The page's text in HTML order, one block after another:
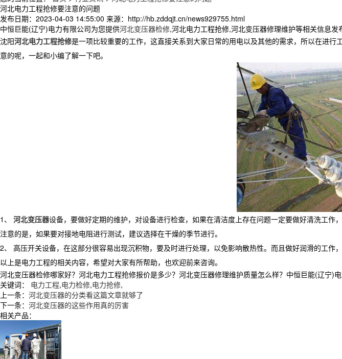
河北电力工程抢修要注意的问题
发布日期： 2023-04-03 14:55:00 来源： http://hb.zddqjt.cn/news929755.html
中恒巨能(辽宁)电力有限公司为您提供河北变压器检修,河北电力工程抢修,河北变压器修理维护等相关信息发
沈阳河北电力工程抢修是一项比较重要的工作，这直接关系到大家日常的用电以及其他的需求，所以在进
意的呢，一起和小编了解一下吧。
1、 河北变压器设备，要做好定期的维护，对设备进行检查，如果在清洁度上存在问题一定要做好清洗工
注意的是，如果要对接地电阻进行测试，建议选择在干燥的季节进行。
2、 高压开关设备，在这部分很容易出现沉积物，要及时进行处理，以免影响散热性。而且做好润滑的工作
以上是电力工程的相关内容，希望对大家有所帮助，也欢迎前来咨询。
河北变压器检修哪家好？河北电力工程抢修报价是多少？河北变压器修理维护质量怎么样？中恒巨能(辽宁
关键词： 电力工程,电力检修,电力抢修,
上一条： 河北变压器的分类看这篇文章就够了
下一条： 河北变压器的这些作用真的厉害
相关产品：